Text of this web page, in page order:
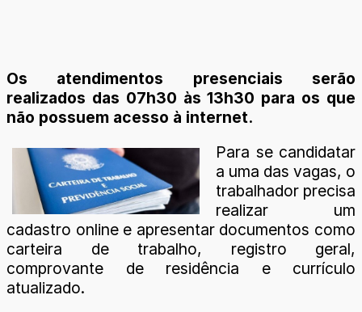
Os atendimentos presenciais serão
realizados das 07h30 às 13h30 para os que
não possuem acesso à internet.
Para se candidatar
a uma das vagas, o
trabalhador precisa
realizar um
cadastro online e apresentar documentos como
carteira de trabalho, registro geral,
comprovante de residência e currículo
atualizado.